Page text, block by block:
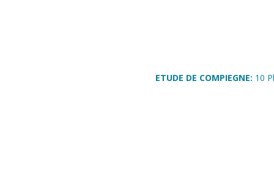
ETUDE DE COMPIEGNE: 10